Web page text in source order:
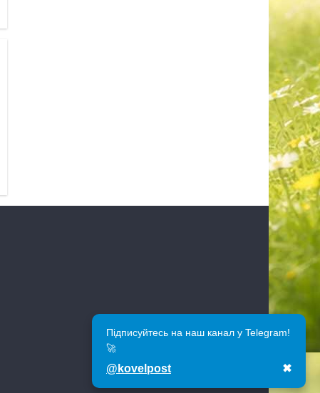
Підписуйтесь на наш канал у Telegram!
🚀
@kovelpost ✖